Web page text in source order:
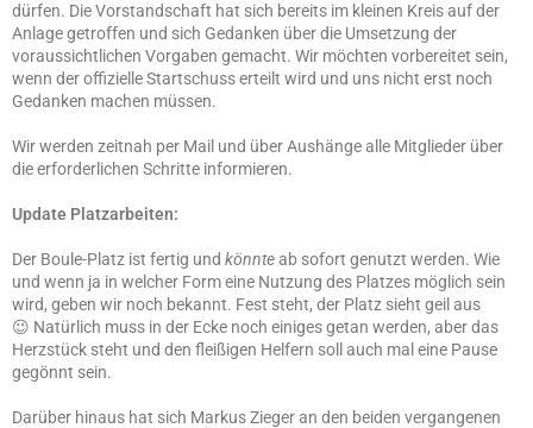
dürfen. Die Vorstandschaft hat sich bereits im kleinen Kreis auf der
Anlage getroffen und sich Gedanken über die Umsetzung der
voraussichtlichen Vorgaben gemacht. Wir möchten vorbereitet sein,
wenn der offizielle Startschuss erteilt wird und uns nicht erst noch
Gedanken machen müssen.
Wir werden zeitnah per Mail und über Aushänge alle Mitglieder über
die erforderlichen Schritte informieren.
Update Platzarbeiten:
Der Boule-Platz ist fertig und könnteab sofort genutzt werden. Wie
und wenn ja in welcher Form eine Nutzung des Platzes möglich sein
wird, geben wir noch bekannt. Fest steht, der Platz sieht geil aus
😉 Natürlich muss in der Ecke noch einiges getan werden, aber das
Herzstück steht und den fleißigen Helfern soll auch mal eine Pause
gegönnt sein.
Darüber hinaus hat sich Markus Zieger an den beiden vergangenen